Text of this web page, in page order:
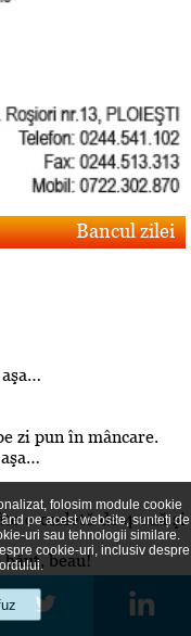
Bancul zilei
zi pun în mâncare.
o omletă de 4 ouă şi
beau!
Editorial
folosim module cookie
pe acest website, sunteți de
uri sau tehnologii similare.
cookie-uri, inclusiv despre